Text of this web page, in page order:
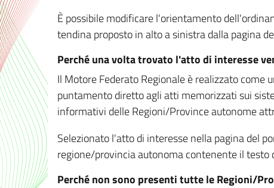
È possibile modificare l'orientamento
tendina proposto in alto a sinistra dalla pagina
Perché una volta trovato l'atto di interesse
Il Motore Federato Regionale è realizzato come
puntamento diretto agli atti memorizzati sui
informativi delle Regioni/Province autonome
Selezionato l'atto di interesse nella pagina del
regione/provincia autonoma contenente il testo
Perché non sono presenti tutte le Regioni/